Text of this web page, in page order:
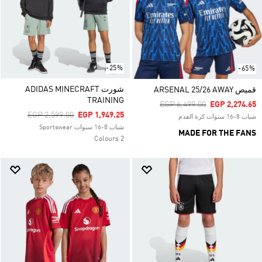
-65%
قميص ARSENAL 25/26 AWAY
Price Reduced From
EGP 6,499.00ToEGP 2,274.65
شباب 8-16 سنوات كرة القدم
MADE FOR THE FANS
-25%
شورت ADIDAS MINECRAFT
TRAINING
Price Reduced From
EGP 2,599.00ToEGP 1,949.25
شباب 8-16 سنوات Sportswear
2 Colours